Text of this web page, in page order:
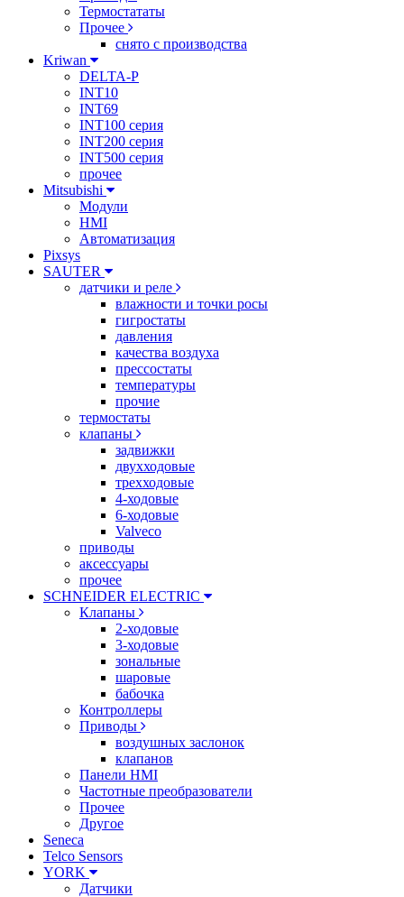
Термостататы
Прочее
снято с производства
Kriwan
DELTA-P
INT10
INT69
INT100 серия
INT200 серия
INT500 серия
прочее
Mitsubishi
Модули
HMI
Автоматизация
Pixsys
SAUTER
датчики и реле
влажности и точки росы
гигростаты
давления
качества воздуха
прессостаты
температуры
прочие
термостаты
клапаны
задвижки
двухходовые
трехходовые
4-ходовые
6-ходовые
Valveco
приводы
аксессуары
прочее
SCHNEIDER ELECTRIC
Клапаны
2-ходовые
3-ходовые
зональные
шаровые
бабочка
Контроллеры
Приводы
воздушных заслонок
клапанов
Панели HMI
Частотные преобразователи
Прочее
Другое
Seneca
Telco Sensors
YORK
Датчики